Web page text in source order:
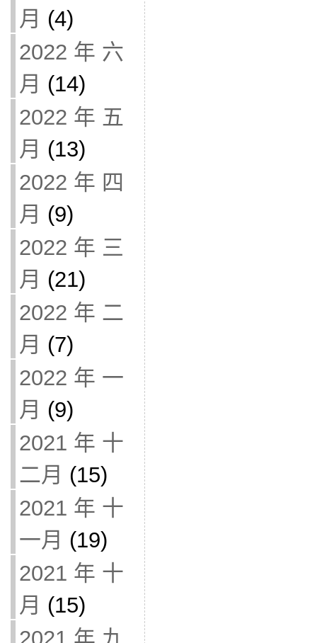
月 (4)
2022 年 六
月 (14)
2022 年 五
月 (13)
2022 年 四
月 (9)
2022 年 三
月 (21)
2022 年 二
月 (7)
2022 年 一
月 (9)
2021 年 十
二月 (15)
2021 年 十
一月 (19)
2021 年 十
月 (15)